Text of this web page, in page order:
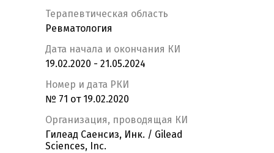
Терапевтическая область
Ревматология
Дата начала и окончания КИ
19.02.2020 - 21.05.2024
Номер и дата РКИ
№ 71 от 19.02.2020
Организация, проводящая КИ
Гилеад Саенсиз, Инк. / Gilead
Sciences, Inc.